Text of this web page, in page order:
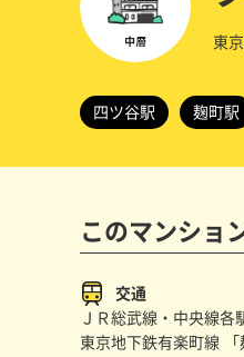
東
四ツ谷駅 麹町駅
このマンショ
交通
ＪＲ総武線・中央線
東京地下鉄有楽町線